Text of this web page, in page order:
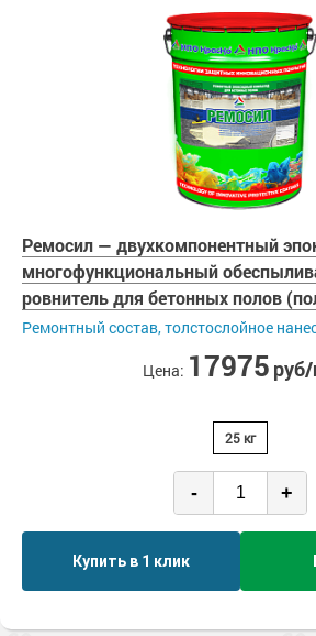
Ремосил — двухкомпонентный
многофункциональный
ровнитель для бетонных полов
Ремонтный состав, толстослойное
Цена: 17975
25 кг
- +
Купить в 1 клик